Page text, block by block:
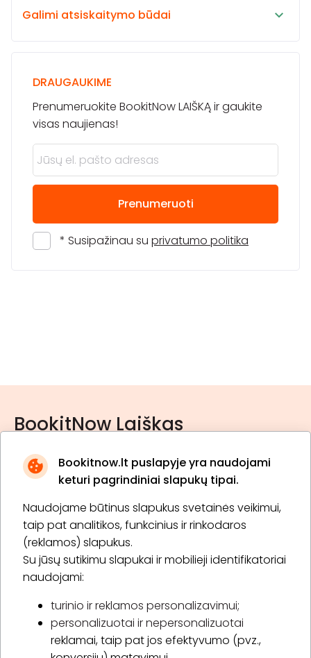
Bookitnow.lt puslapyje yra naudojami
keturi pagrindiniai slapukų tipai.
Naudojame būtinus slapukus svetainės veikimui,
taip pat analitikos, funkcinius ir rinkodaros
(reklamos) slapukus.
Su jūsų sutikimu slapukai ir mobilieji identifikatoriai
naudojami:
turinio ir reklamos personalizavimui;
personalizuotai ir nepersonalizuotai
reklamai, taip pat jos efektyvumo (pvz.,
Galimi atsiskaitymo būdai
DRAUGAUKIME
Prenumeruokite BookitNow LAIŠKĄ ir gaukite
visas naujienas!
Prenumeruoti
* Susipažinau su privatumo politika
BookitNow Laiškas
* Susipažinau su privatumo politika
Prenumeruoti
Apie „BookitNow“